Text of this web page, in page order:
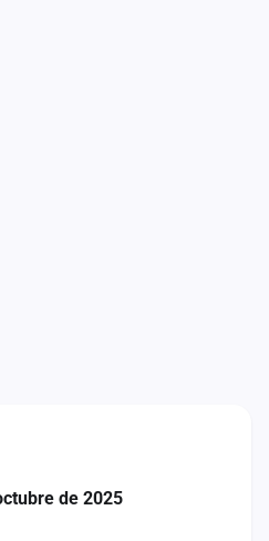
de 2025